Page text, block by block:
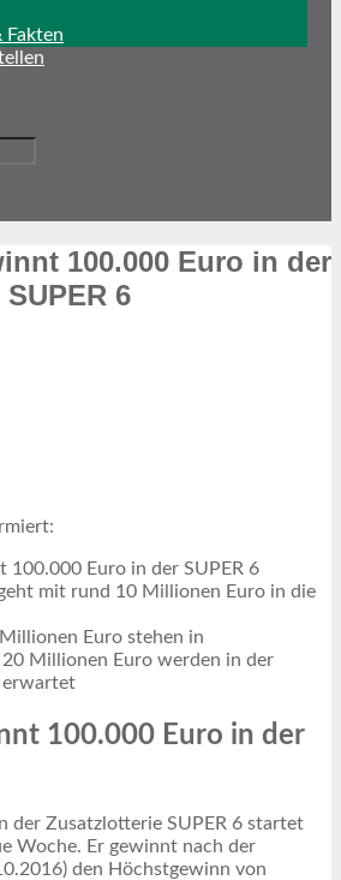
Fakten
100.000 Euro in der
6
100.000 Euro in der SUPER 6
mit rund 10 Millionen Euro in die
Euro stehen in
Millionen Euro werden in der
erwartet
100.000 Euro in der
der Zusatzlotterie SUPER 6 startet
Woche. Er gewinnt nach der
den Höchstgewinn von